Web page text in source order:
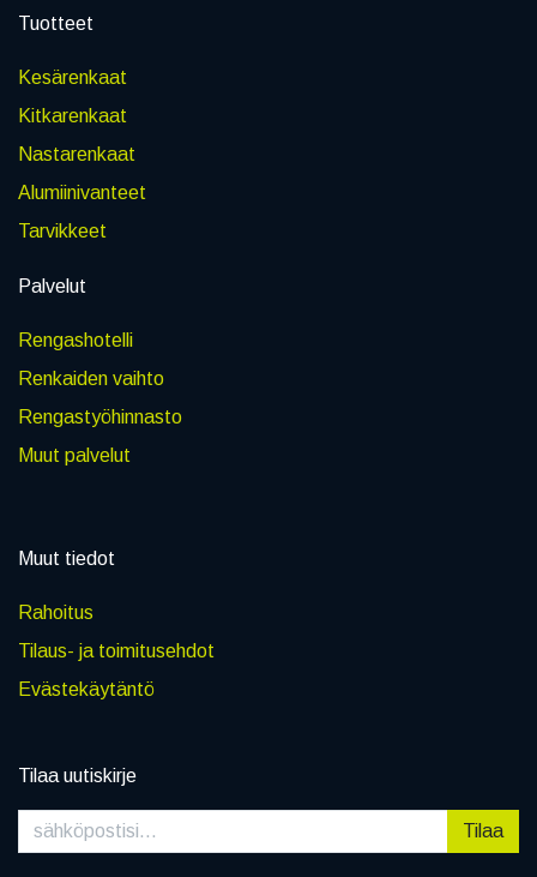
Tuotteet
Kesärenkaat
Kitkarenkaat
Nastarenkaat
Alumiinivanteet
Tarvikkeet
Palvelut
Rengashotelli
Renkaiden vaihto
Rengastyöhinnasto
Muut palvelut
Muut tiedot
Rahoitus
Tilaus- ja toimitusehdot
Evästekäytäntö
Tilaa uutiskirje
Tilaa